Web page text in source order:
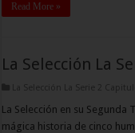
Read More »
La Selección La
La Selección La Serie 2 Capitulo
La Selección en su Segunda
mágica historia de cinco